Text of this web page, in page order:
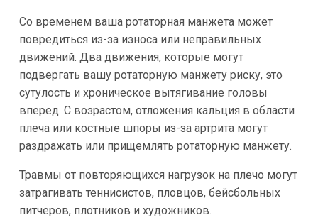
Со временем ваша ротаторная манжета может
повредиться из-за износа или неправильных
движений. Два движения, которые могут
подвергать вашу ротаторную манжету риску, это
сутулость и хроническое вытягивание головы
вперед. С возрастом, отложения кальция в области
плеча или костные шпоры из-за артрита могут
раздражать или прищемлять ротаторную манжету.
Травмы от повторяющихся нагрузок на плечо могут
затрагивать теннисистов, пловцов, бейсбольных
питчеров, плотников и художников.